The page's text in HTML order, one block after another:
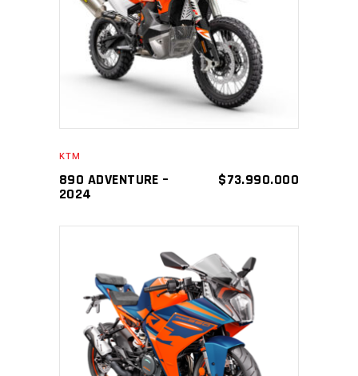
AÑADIR AL CARRITO
KTM
890 ADVENTURE –
2024
$73.990.000
AÑADIR AL CARRITO